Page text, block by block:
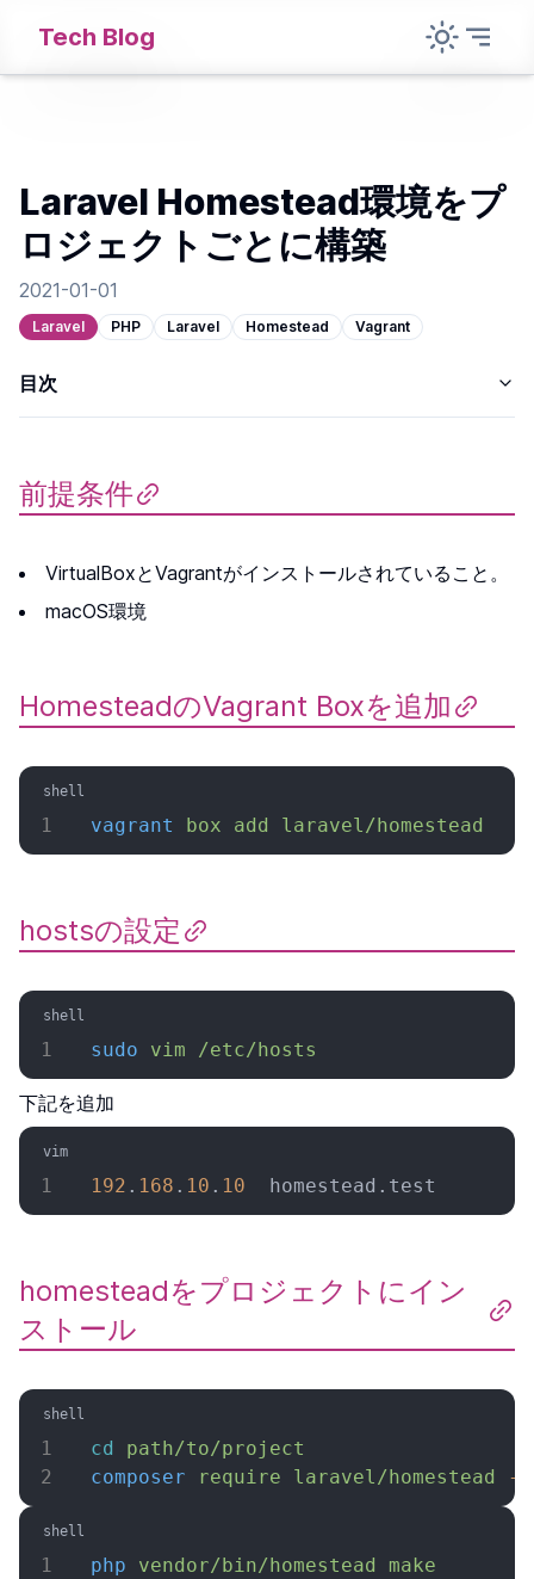
Tech Blog
Laravel Homestead環境をプ
ロジェクトごとに構築
2021-01-01
Laravel PHP Laravel Homestead Vagrant
目次
前提条件
VirtualBoxとVagrantがインストールされていること。
macOS環境
HomesteadのVagrant Boxを追加
vagrant box add laravel/homestead
hostsの設定
sudo vim /etc/hosts
下記を追加
192 . 168 . 10 . 10
  homestead.test
homesteadをプロジェクトにイン
ストール
cd
path/to/project
composer require laravel/homestead --
php vendor/bin/homestead make